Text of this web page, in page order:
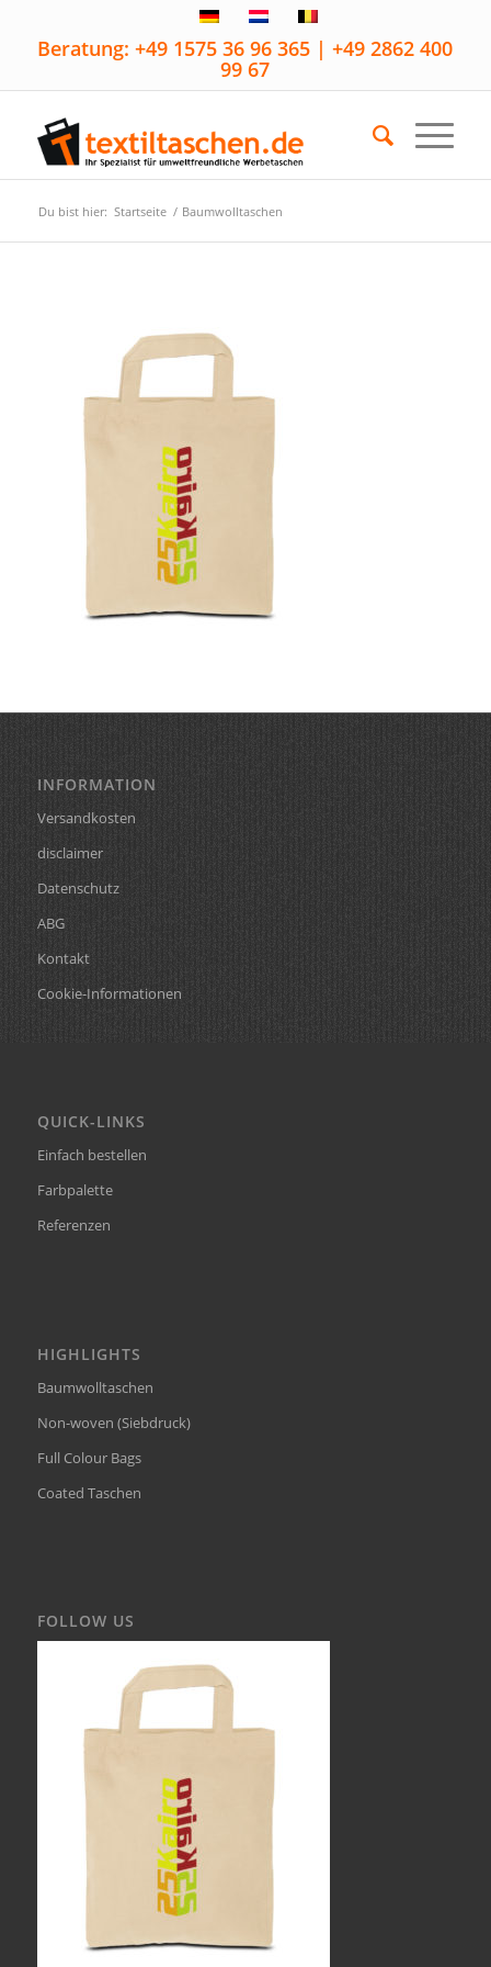
Beratung: +49 1575 36 96 365 | +49 2862 400
99 67
Du bist hier: Startseite / Baumwolltaschen
INFORMATION
Versandkosten
disclaimer
Datenschutz
ABG
Kontakt
Cookie-Informationen
QUICK-LINKS
Einfach bestellen
Farbpalette
Referenzen
HIGHLIGHTS
Baumwolltaschen
Non-woven (Siebdruck)
Full Colour Bags
Coated Taschen
FOLLOW US